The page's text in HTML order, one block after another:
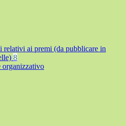
relativi ai premi (da pubblicare in
8
organizzativo